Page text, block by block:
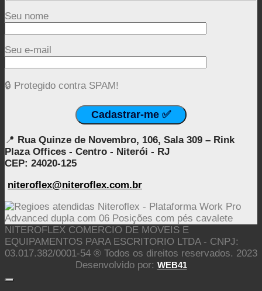
Seu nome
Seu e-mail
🔒 Protegido contra SPAM!
📍 Rua Quinze de Novembro, 106, Sala 309 – Rink
Plaza Offices - Centro - Niterói - RJ
CEP: 24020-125
niteroflex@niteroflex.com.br
NITEROFLEX COMERCIO DE MOVEIS E
EQUIPAMENTOS PARA ESCRITORIO LTDA - CNPJ:
03.017.382/0001-54 ® Todos os direitos reservados. 2023
Desenvolvido por: WEB41